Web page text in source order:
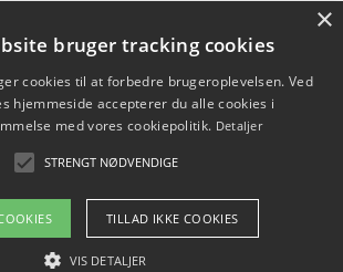
skjul
2026 - Pilanto Aps
×
bruger tracking cookies
cookies til at forbedre brugeroplevelsen. Ved
hjemmeside accepterer du alle cookies i
med vores cookiepolitik. Detaljer
STRENGT NØDVENDIGE
TILLAD IKKE COOKIES
VIS DETALJER